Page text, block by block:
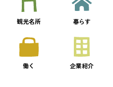
観光名所 暮らす
働く 企業紹介